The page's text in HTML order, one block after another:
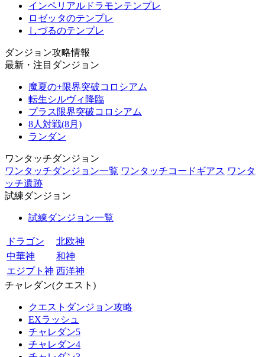
インペリアルドラモンテンプレ
ロゼッタのテンプレ
しづるのテンプレ
ダンジョン攻略情報
最新・注目ダンジョン
魔夏の+限界突破コロシアム
転生シルヴィ降臨
プラス限界突破コロシアム
8人対戦(8月)
ランダン
ワンタッチダンジョン
ワンタッチダンジョン一覧 ワンタッチコードギアス ワンタ
ッチ遺跡
試練ダンジョン
試練ダンジョン一覧
ドラゴン
北欧神
中華神
和神
エジプト神 西洋神
チャレダン(クエスト)
クエストダンジョン攻略
EXラッシュ
チャレダン5
チャレダン4